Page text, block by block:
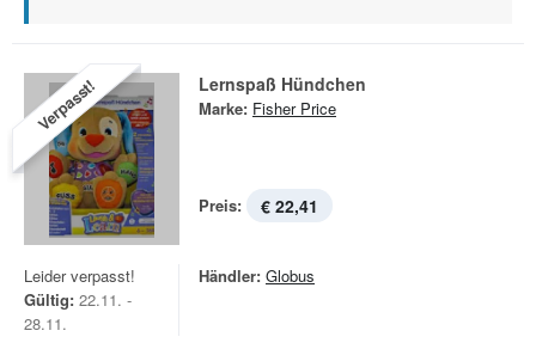
Verpasst! Lernspaß Hündchen
Marke: Fisher Price
Preis: € 22,41
Leider verpasst!
Gültig: 22.11. -
28.11.
Händler: Globus